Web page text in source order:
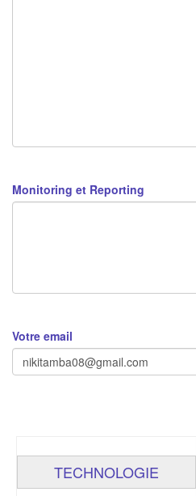
Monitoring et Reporting
Votre email
TECHNOLOGIE